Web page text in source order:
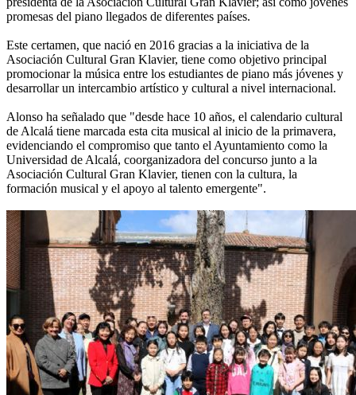
promesas del piano llegados de diferentes países.
Este certamen, que nació en 2016 gracias a la iniciativa de la
Asociación Cultural Gran Klavier, tiene como objetivo principal
promocionar la música entre los estudiantes de piano más jóvenes y
desarrollar un intercambio artístico y cultural a nivel internacional.
Alonso ha señalado que "desde hace 10 años, el calendario cultural
de Alcalá tiene marcada esta cita musical al inicio de la primavera,
evidenciando el compromiso que tanto el Ayuntamiento como la
Universidad de Alcalá, coorganizadora del concurso junto a la
Asociación Cultural Gran Klavier, tienen con la cultura, la
formación musical y el apoyo al talento emergente".